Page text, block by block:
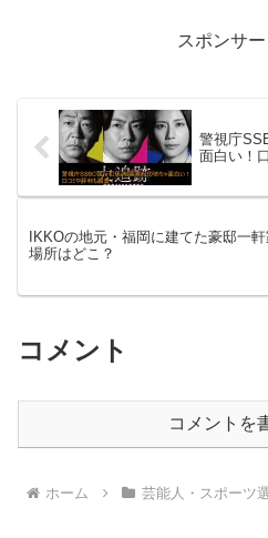
スポンサ
警視庁
面白い！
IKKOの地元・福岡に建てた豪邸一
場所はどこ？
コメント
コメントを
ホーム 芸能人・スポーツ